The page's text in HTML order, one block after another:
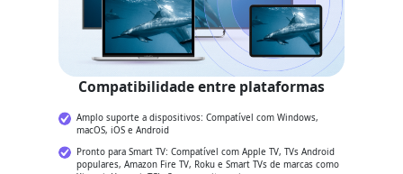
Compatibilidade entre plataformas
Amplo suporte a dispositivos: Compatível com Windows,
macOS, iOS e Android
Pronto para Smart TV: Compatível com Apple TV, TVs Android
populares, Amazon Fire TV, Roku e Smart TVs de marcas como